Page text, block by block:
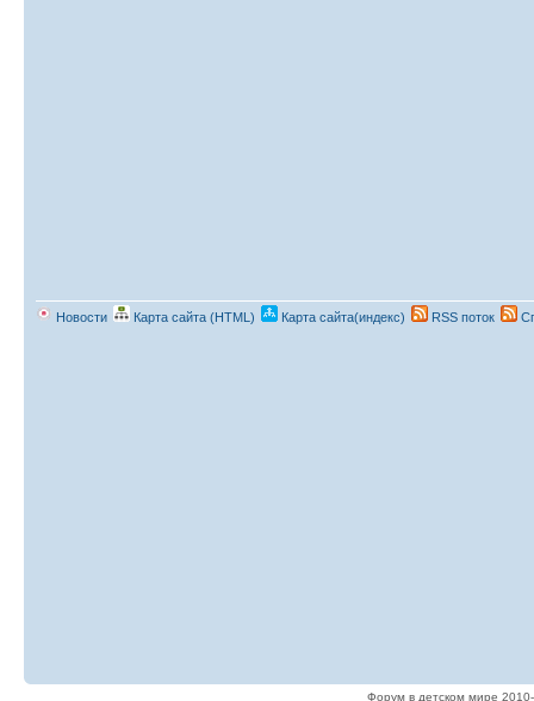
Новости Карта сайта (HTML) Карта сайта(индекс) RSS поток
Форум в детском мире